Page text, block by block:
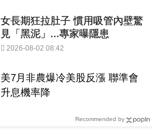
女長期狂拉肚子 慣用吸管內壁驚
見「黑泥」...專家曝隱患
2026-08-02 08:42
美7月非農爆冷美股反漲 聯準會
升息機率降
Recommended by